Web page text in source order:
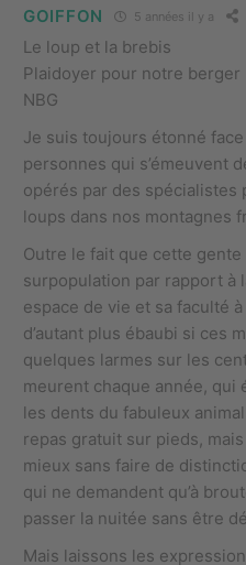
GOIFFON 5 années il y a
Le loup et la brebis
Plaidoyer pour notre berger
NBG
Je suis toujours étonné
personnes qui s’émeuvent
opérés par des
loups dans nos montagnes
Outre le fait que cette
surpopulation par rapport à
espace de vie et sa faculté
d’autant plus ébaubi si ces
quelques larmes sur les
meurent chaque année, qui
les dents du fabuleux
repas gratuit sur pieds,
mieux sans faire de
qui ne demandent qu’à
passer la nuitée sans être
Mais laissons les